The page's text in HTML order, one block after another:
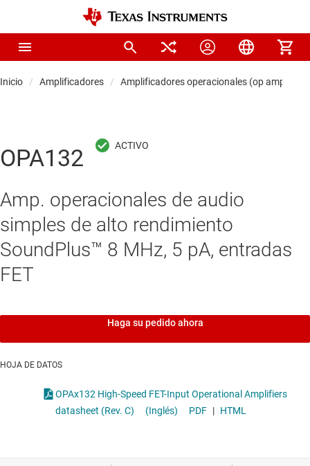
Inicio Amplificadores Amplificadores operacionales (op amps)
OPA132
Amp. operacionales de audio
simples de alto rendimiento
SoundPlus™ 8 MHz, 5 pA, entradas
FET
Haga su pedido ahora
HOJA DE DATOS
OPAx132 High-Speed FET-Input Operational Amplifiers
datasheet (Rev. C)
(Inglés) PDF | HTML